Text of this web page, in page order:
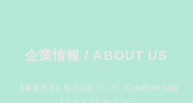
企業情報 / ABOUT US
【事業所名】株式会社ブンカ（CafeBlind Lab)